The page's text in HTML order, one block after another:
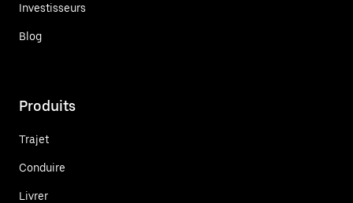
Investisseurs
Blog
Produits
Trajet
Conduire
Livrer